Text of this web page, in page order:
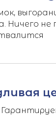
Ничего не